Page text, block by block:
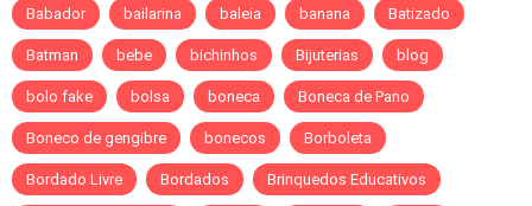
Babador bailarina baleia banana Batizado
Batman bebe bichinhos Bijuterias blog
bolo fake bolsa boneca Boneca de Pano
Boneco de gengibre bonecos Borboleta
Bordado Livre Bordados Brinquedos Educativos